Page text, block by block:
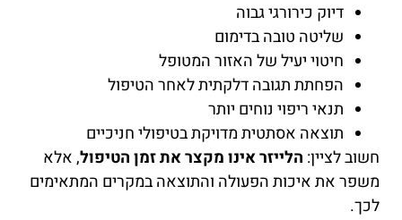
דיוק כירורגי גבוה
שליטה טובה בדימום
חיטוי יעיל של האזור המטופל
הפחתת תגובה דלקתית לאחר הטיפול
תנאי ריפוי נוחים יותר
תוצאה אסתטית מדויקת בטיפולי חניכיים
חשוב לציין: הלייזר אינו מקצר את זמן הטיפול, אלא
משפר את איכות הפעולה והתוצאה במקרים המתאימים
לכך.